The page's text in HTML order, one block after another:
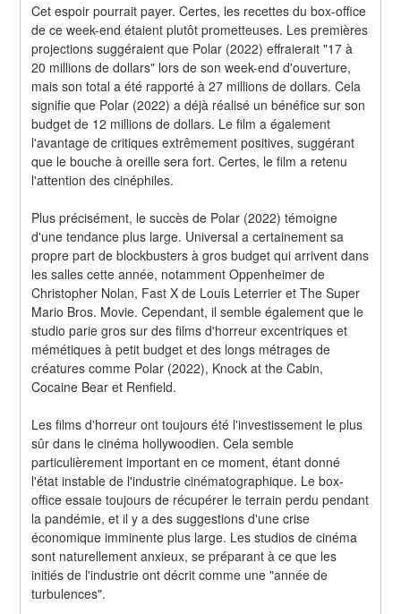
Cet espoir pourrait payer. Certes, les recettes du box-office
de ce week-end étaient plutôt prometteuses. Les premières
projections suggéraient que Polar (2022) effraierait "17 à
20 millions de dollars" lors de son week-end d'ouverture,
mais son total a été rapporté à 27 millions de dollars. Cela
signifie que Polar (2022) a déjà réalisé un bénéfice sur son
budget de 12 millions de dollars. Le film a également
l'avantage de critiques extrêmement positives, suggérant
que le bouche à oreille sera fort. Certes, le film a retenu
l'attention des cinéphiles.
Plus précisément, le succès de Polar (2022) témoigne
d'une tendance plus large. Universal a certainement sa
propre part de blockbusters à gros budget qui arrivent dans
les salles cette année, notamment Oppenheimer de
Christopher Nolan, Fast X de Louis Leterrier et The Super
Mario Bros. Movie. Cependant, il semble également que le
studio parie gros sur des films d'horreur excentriques et
mémétiques à petit budget et des longs métrages de
créatures comme Polar (2022), Knock at the Cabin,
Cocaine Bear et Renfield.
Les films d'horreur ont toujours été l'investissement le plus
sûr dans le cinéma hollywoodien. Cela semble
particulièrement important en ce moment, étant donné
l'état instable de l'industrie cinématographique. Le box-
office essaie toujours de récupérer le terrain perdu pendant
la pandémie, et il y a des suggestions d'une crise
économique imminente plus large. Les studios de cinéma
sont naturellement anxieux, se préparant à ce que les
initiés de l'industrie ont décrit comme une "année de
turbulences".